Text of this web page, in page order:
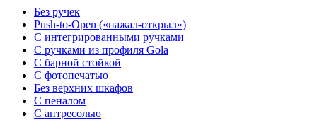
Без ручек
Push-to-Open («нажал-открыл»)
С интегрированными ручками
С ручками из профиля Gola
С барной стойкой
С фотопечатью
Без верхних шкафов
С пеналом
С антресолью